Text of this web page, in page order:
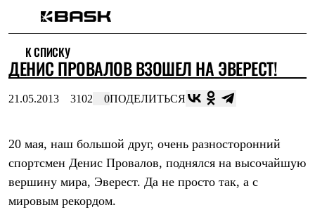
Интернет-магазин
Мужская одежда
Утепленная пухом
Куртки
Брюки
Утепленная синтетикой
Куртки
Брюки
Штормовая одежда
Куртки
К СПИСКУ
ДЕНИС ПРОВАЛОВ ВЗОШЕЛ НА ЭВЕРЕСТ!
21.05.2013 3102 0ПОДЕЛИТЬСЯ
20 мая, наш большой друг, очень разносторонний
спортсмен Денис Провалов, поднялся на высочайшую
вершину мира, Эверест. Да не просто так, а с
мировым рекордом.